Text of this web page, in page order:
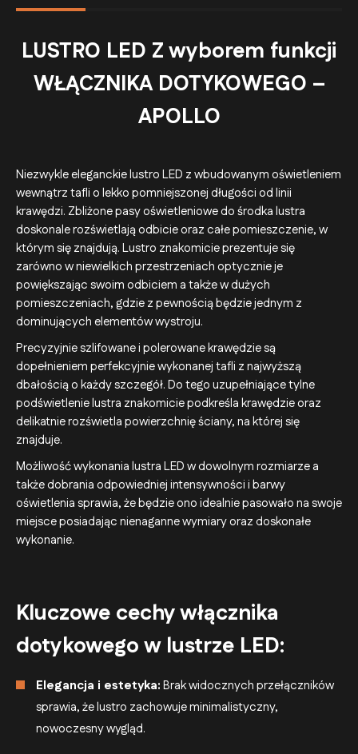
LUSTRO LED Z wyborem funkcji
WŁĄCZNIKA DOTYKOWEGO –
APOLLO
Niezwykle eleganckie lustro LED z wbudowanym oświetleniem
wewnątrz tafli o lekko pomniejszonej długości od linii
krawędzi. Zbliżone pasy oświetleniowe do środka lustra
doskonale rozświetlają odbicie oraz całe pomieszczenie, w
którym się znajdują. Lustro znakomicie prezentuje się
zarówno w niewielkich przestrzeniach optycznie je
powiększając swoim odbiciem a także w dużych
pomieszczeniach, gdzie z pewnością będzie jednym z
dominujących elementów wystroju.
Precyzyjnie szlifowane i polerowane krawędzie są
dopełnieniem perfekcyjnie wykonanej tafli z najwyższą
dbałością o każdy szczegół. Do tego uzupełniające tylne
podświetlenie lustra znakomicie podkreśla krawędzie oraz
delikatnie rozświetla powierzchnię ściany, na której się
znajduje.
Możliwość wykonania lustra LED w dowolnym rozmiarze a
także dobrania odpowiedniej intensywności i barwy
oświetlenia sprawia, że będzie ono idealnie pasowało na swoje
miejsce posiadając nienaganne wymiary oraz doskonałe
wykonanie.
Kluczowe cechy włącznika
dotykowego w lustrze LED:
Elegancja i estetyka:Brak widocznych przełączników
sprawia, że lustro zachowuje minimalistyczny,
nowoczesny wygląd.